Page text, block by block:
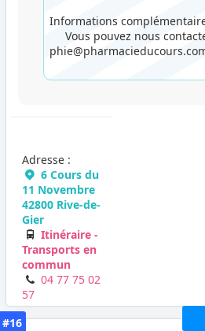
Informations
Vous pouvez nous
Adresse :
6 Cours du
11 Novembre
42800 Rive-de-
Gier
Itinéraire -
Transports en
commun
04 77 75 02
57
#16